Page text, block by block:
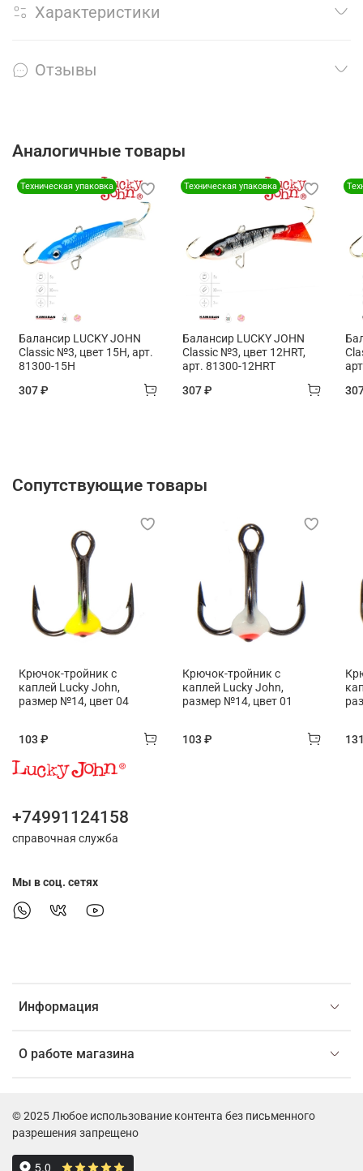
Характеристики
Отзывы
Аналогичные товары
Техническая упаковка
Балансир LUCKY JOHN
Classic №3, цвет 15H, арт.
81300-15H
307 ₽
Техническая упаковка
Балансир LUCKY JOHN
Classic №3, цвет 12HRT,
арт. 81300-12HRT
307 ₽
Сопутствующие товары
Крючок-тройник с
каплей Lucky John,
размер №14, цвет 04
103 ₽
Крючок-тройник с
каплей Lucky John,
размер №14, цвет 01
103 ₽
Информация
О работе магазина
+74991124158
справочная служба
Мы в соц. сетях
© 2025 Любое использование контента без письменного
разрешения запрещено